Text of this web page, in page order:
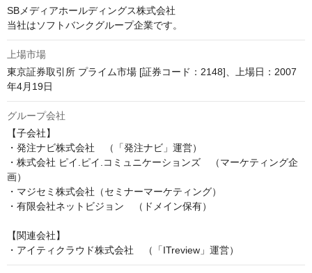
SBメディアホールディングス株式会社
当社はソフトバンクグループ企業です。
上場市場
東京証券取引所 プライム市場 [証券コード：2148]、上場日：2007
年4月19日
グループ会社
【子会社】
・発注ナビ株式会社　（「発注ナビ」運営）
・株式会社 ピイ.ピイ.コミュニケーションズ　（マーケティング企
画）
・マジセミ株式会社（セミナーマーケティング）
・有限会社ネットビジョン　（ドメイン保有）
【関連会社】
・アイティクラウド株式会社　（「ITreview」運営）